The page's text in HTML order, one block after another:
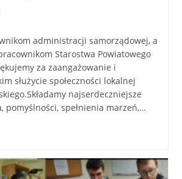
administracji samorządowej, a
Starostwa Powiatowego
za zaangażowanie i
służycie społeczności lokalnej
najserdeczniejsze
pomyślności, spełnienia marzeń,…